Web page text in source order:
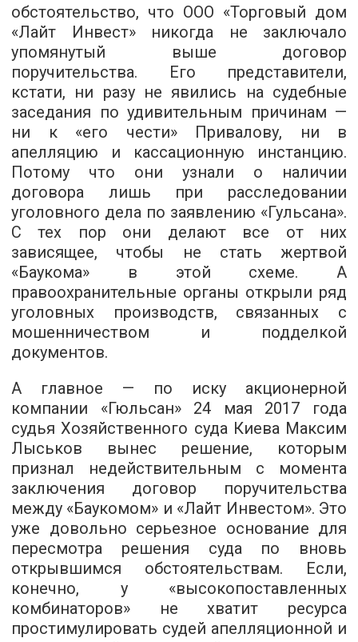
обстоятельство, что ООО «Торговый дом
«Лайт Инвест» никогда не заключало
упомянутый выше договор
поручительства. Его представители,
кстати, ни разу не явились на судебные
заседания по удивительным причинам —
ни к «его чести» Привалову, ни в
апелляцию и кассационную инстанцию.
Потому что они узнали о наличии
договора лишь при расследовании
уголовного дела по заявлению «Гульсана».
С тех пор они делают все от них
зависящее, чтобы не стать жертвой
«Баукома» в этой схеме. А
правоохранительные органы открыли ряд
уголовных производств, связанных с
мошенничеством и подделкой
документов.
А главное — по иску акционерной
компании «Гюльсан» 24 мая 2017 года
судья Хозяйственного суда Киева Максим
Лыськов вынес решение, которым
признал недействительным с момента
заключения договор поручительства
между «Баукомом» и «Лайт Инвестом». Это
уже довольно серьезное основание для
пересмотра решения суда по вновь
открывшимся обстоятельствам. Если,
конечно, у «высокопоставленных
комбинаторов» не хватит ресурса
простимулировать судей апелляционной и